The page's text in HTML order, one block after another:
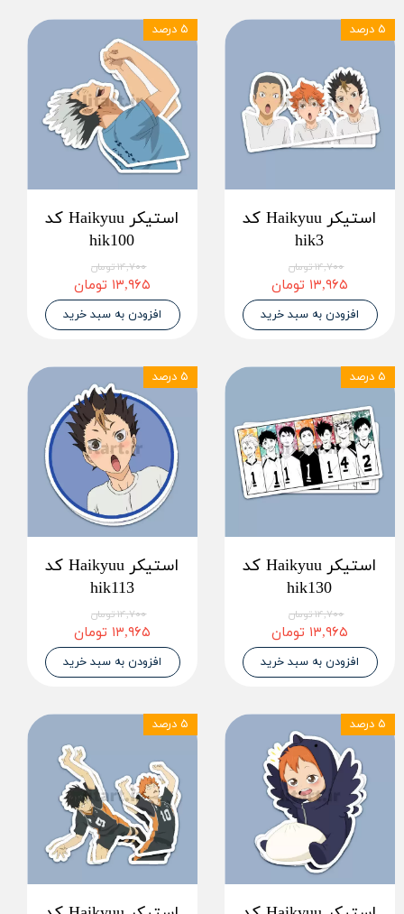
استیکر Haikyuu کد
hik3
۱۴,۷۰۰ تومان
۱۳,۹۶۵ تومان
افزودن به سبد خرید
۵ درصد
استیکر Haikyuu کد
hik100
۱۴,۷۰۰ تومان
۱۳,۹۶۵ تومان
افزودن به سبد خرید
۵ درصد
استیکر Haikyuu کد
hik130
۱۴,۷۰۰ تومان
۱۳,۹۶۵ تومان
افزودن به سبد خرید
۵ درصد
استیکر Haikyuu کد
hik113
۱۴,۷۰۰ تومان
۱۳,۹۶۵ تومان
افزودن به سبد خرید
۵ درصد
۵ درصد ۵ درصد